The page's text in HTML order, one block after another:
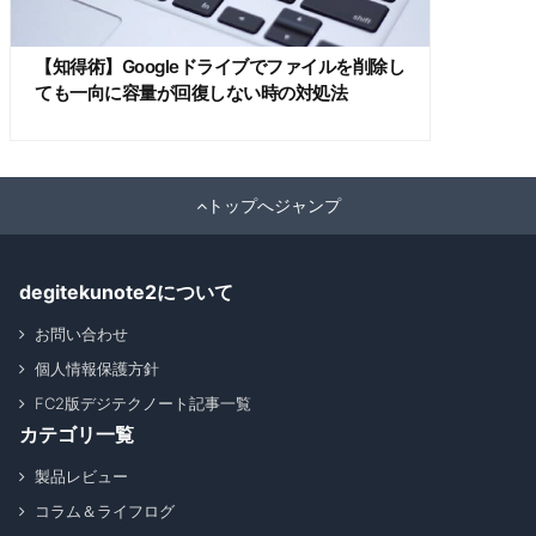
【知得術】Googleドライブでファイルを削除し
ても一向に容量が回復しない時の対処法
トップへジャンプ
degitekunote2について
お問い合わせ
個人情報保護方針
FC2版デジテクノート記事一覧
カテゴリ一覧
製品レビュー
コラム＆ライフログ